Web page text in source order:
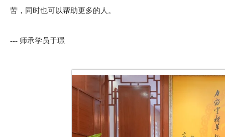
苦，同时也可以帮助更多的人。
--- 师承学员于璟